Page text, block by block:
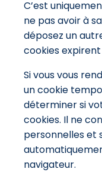
C’est
ne pas avoir à
déposez un
cookies expirent
Si vous vous
un cookie
déterminer si
cookies. Il ne
personnelles et
navigateur.